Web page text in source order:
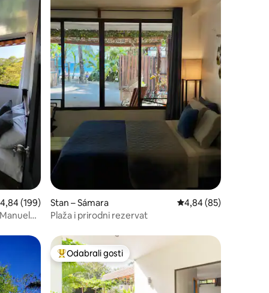
ocjena: 4,84/5, recenzija: 199
4,84 (199)
Stan – Sámara Prosječna ocjena:
4,84 (85)
Plaža i prirodni rezervat
„Odabrali gosti”Među najviše rangiranima s oznakom „Odabrali gosti”
Odabrali gosti